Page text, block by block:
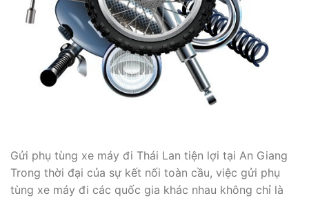
Gửi phụ tùng xe máy đi Thái Lan tiện lợi tại An Giang
Trong thời đại của sự kết nối toàn cầu, việc gửi phụ
tùng xe máy đi các quốc gia khác nhau không chỉ là